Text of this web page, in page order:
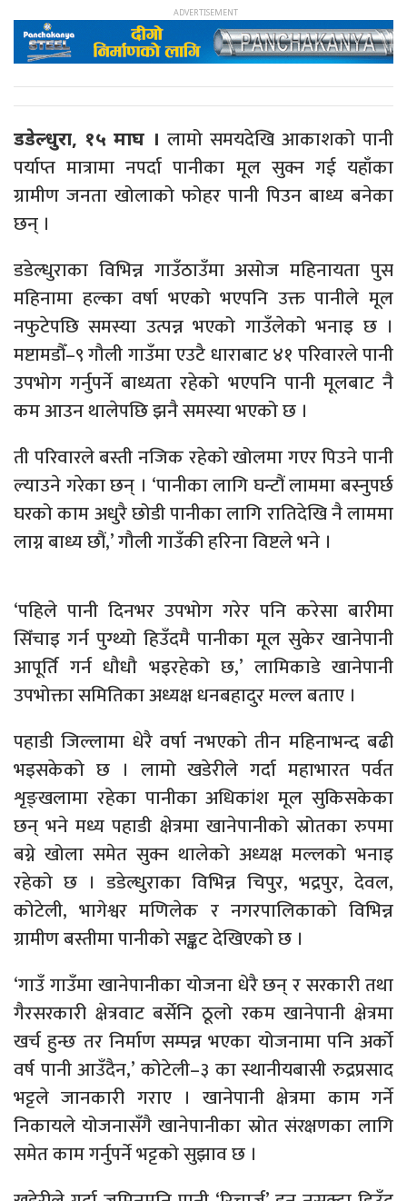
डडेल्धुरा, १५ माघ । लामो समयदेखि आकाशको पानी
पर्याप्त मात्रामा नपर्दा पानीका मूल सुक्न गई यहाँका
ग्रामीण जनता खोलाको फोहर पानी पिउन बाध्य बनेका
छन् ।
डडेल्धुराका विभिन्न गाउँठाउँमा असोज महिनायता पुस
महिनामा हल्का वर्षा भएको भएपनि उक्त पानीले मूल
नफुटेपछि समस्या उत्पन्न भएको गाउँलेको भनाइ छ ।
मष्टामडौँ–९ गौली गाउँमा एउटै धाराबाट ४१ परिवारले पानी
उपभोग गर्नुपर्ने बाध्यता रहेको भएपनि पानी मूलबाट नै
कम आउन थालेपछि झनै समस्या भएको छ ।
ती परिवारले बस्ती नजिक रहेको खोलमा गएर पिउने पानी
ल्याउने गरेका छन् । ‘पानीका लागि घन्टौं लाममा बस्नुपर्छ
घरको काम अधुरै छोडी पानीका लागि रातिदेखि नै लाममा
लाग्न बाध्य छौं,’ गौली गाउँकी हरिना विष्टले भने ।
‘पहिले पानी दिनभर उपभोग गरेर पनि करेसा बारीमा
सिँचाइ गर्न पुग्थ्यो हिउँदमै पानीका मूल सुकेर खानेपानी
आपूर्ति गर्न धौधौ भइरहेको छ,’ लामिकाडे खानेपानी
उपभोक्ता समितिका अध्यक्ष धनबहादुर मल्ल बताए ।
पहाडी जिल्लामा धेरै वर्षा नभएको तीन महिनाभन्द बढी
भइसकेको छ । लामो खडेरीले गर्दा महाभारत पर्वत
शृङ्खलामा रहेका पानीका अधिकांश मूल सुकिसकेका
छन् भने मध्य पहाडी क्षेत्रमा खानेपानीको स्रोतका रुपमा
बग्ने खोला समेत सुक्न थालेको अध्यक्ष मल्लको भनाइ
रहेको छ । डडेल्धुराका विभिन्न चिपुर, भद्रपुर, देवल,
कोटेली, भागेश्वर मणिलेक र नगरपालिकाको विभिन्न
ग्रामीण बस्तीमा पानीको सङ्कट देखिएको छ ।
‘गाउँ गाउँमा खानेपानीका योजना धेरै छन् र सरकारी तथा
गैरसरकारी क्षेत्रवाट बर्सेनि ठूलो रकम खानेपानी क्षेत्रमा
खर्च हुन्छ तर निर्माण सम्पन्न भएका योजनामा पनि अर्को
वर्ष पानी आउँदैन,’ कोटेली–३ का स्थानीयबासी रुद्रप्रसाद
भट्टले जानकारी गराए । खानेपानी क्षेत्रमा काम गर्ने
निकायले योजनासँगै खानेपानीका स्रोत संरक्षणका लागि
समेत काम गर्नुपर्ने भट्टको सुझाव छ ।